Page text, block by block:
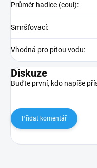
Průměr hadice (coul):
Smršťovací:
Vhodná pro pitou vodu:
Diskuze
Buďte první, kdo napíše
Přidat komentář